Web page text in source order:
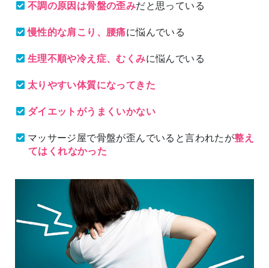
不調の原因は骨盤の歪みだと思っている
慢性的な肩こり、腰痛に悩んでいる
生理不順や冷え症、むくみに悩んでいる
太りやすい体質になってきた
ダイエットがうまくいかない
マッサージ屋で骨盤が歪んでいると言われたが整え
てはくれなかった